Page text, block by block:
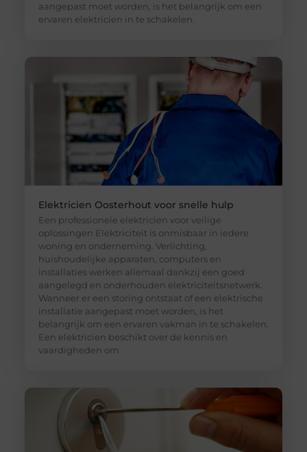
aangepast moet worden, is het belangrijk om een
ervaren elektricien in te schakelen.
Elektricien Oosterhout voor snelle hulp
Een professionele elektricien voor veilige
oplossingen Elektriciteit is onmisbaar in iedere
woning en onderneming. Verlichting,
huishoudelijke apparaten, computers en
installaties werken allemaal dankzij een goed
aangelegd en onderhouden elektriciteitsnetwerk.
Wanneer er een storing ontstaat of een elektrische
installatie aangepast moet worden, is het
belangrijk om een ervaren vakman in te schakelen.
Een elektricien beschikt over de kennis en
vaardigheden om